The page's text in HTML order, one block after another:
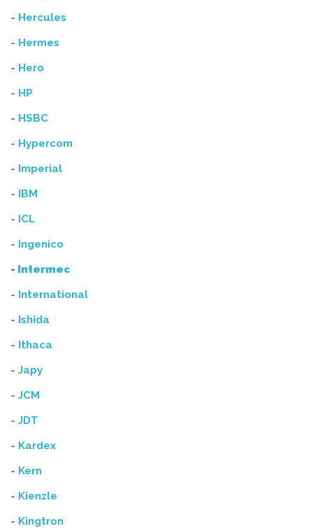
- Hercules
- Hermes
- Hero
- HP
- HSBC
- Hypercom
- Imperial
-
IBM
- ICL
- Ingenico
- Intermec
- International
- Ishida
- Ithaca
- Japy
- JCM
- JDT
- Kardex
- Kern
- Kienzle
- Kingtron